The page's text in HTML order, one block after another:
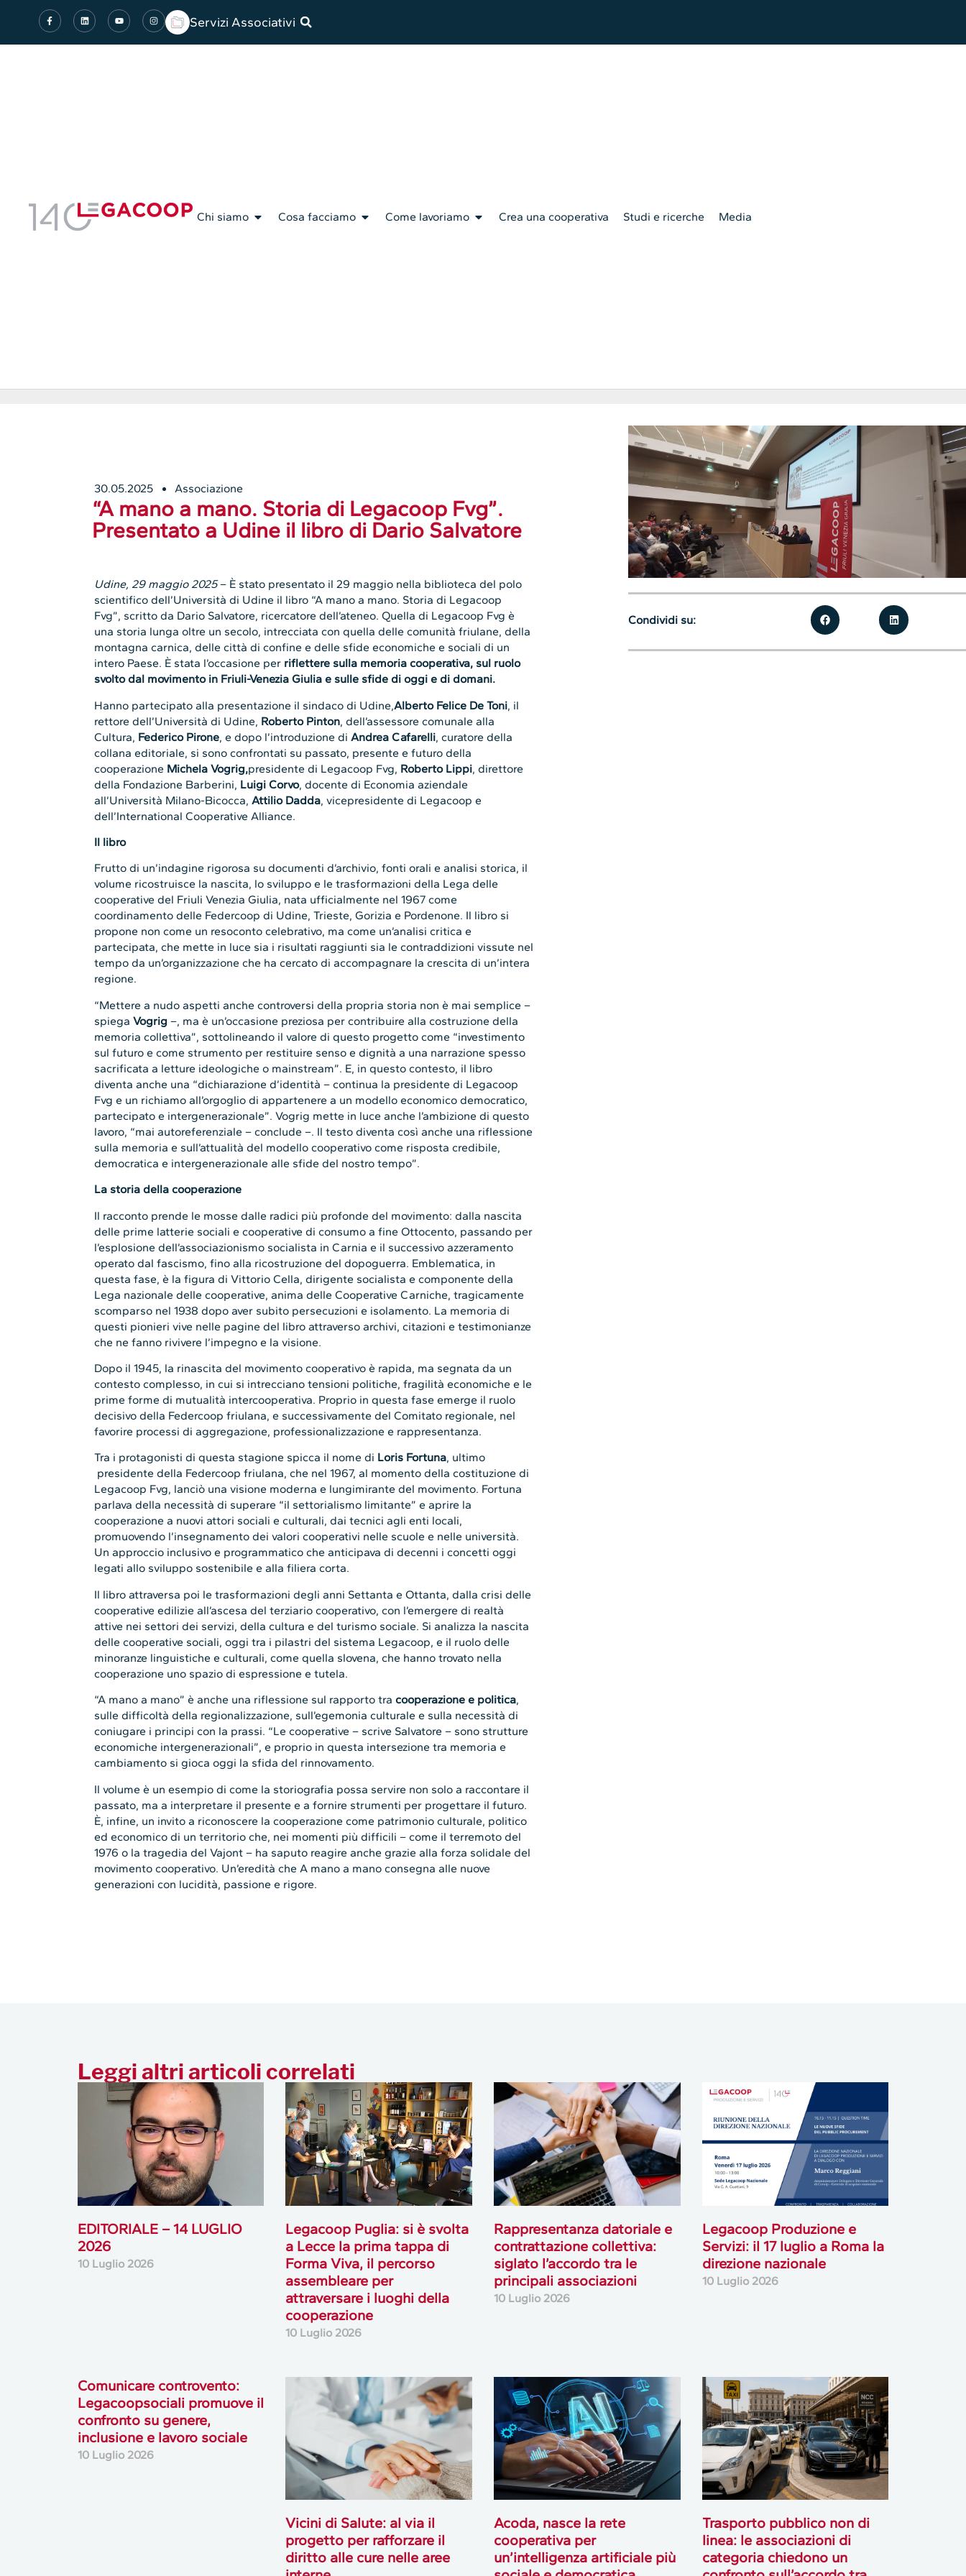
Servizi Associativi
Chi siamo Cosa facciamo Come lavoriamo Crea una cooperativa Studi e ricerche Media
30.05.2025 Associazione
“A mano a mano. Storia di Legacoop Fvg”.
Presentato a Udine il libro di Dario Salvatore
Udine, 29 maggio 2025– È stato presentato il 29 maggio nella biblioteca del polo
scientifico dell’Università di Udine il libro “A mano a mano. Storia di Legacoop
Fvg”, scritto da Dario Salvatore, ricercatore dell’ateneo. Quella di Legacoop Fvg è
una storia lunga oltre un secolo, intrecciata con quella delle comunità friulane, della
montagna carnica, delle città di confine e delle sfide economiche e sociali di un
intero Paese. È stata l’occasione per riflettere sulla memoria cooperativa, sul ruolo
svolto dal movimento in Friuli-Venezia Giulia e sulle sfide di oggi e di domani.
Hanno partecipato alla presentazione il sindaco di Udine,Alberto Felice De Toni, il
rettore dell’Università di Udine, Roberto Pinton, dell’assessore comunale alla
Cultura, Federico Pirone, e dopo l’introduzione diAndrea Cafarelli, curatore della
collana editoriale, si sono confrontati su passato, presente e futuro della
cooperazione Michela Vogrig,presidente di Legacoop Fvg, Roberto Lippi, direttore
della Fondazione Barberini, Luigi Corvo, docente di Economia aziendale
all’Università Milano-Bicocca,Attilio Dadda, vicepresidente di Legacoop e
dell’International Cooperative Alliance.
Il libro
Frutto di un’indagine rigorosa su documenti d’archivio, fonti orali e analisi storica, il
volume ricostruisce la nascita, lo sviluppo e le trasformazioni della Lega delle
cooperative del Friuli Venezia Giulia, nata ufficialmente nel 1967 come
coordinamento delle Federcoop di Udine, Trieste, Gorizia e Pordenone. Il libro si
propone non come un resoconto celebrativo, ma come un’analisi critica e
partecipata, che mette in luce sia i risultati raggiunti sia le contraddizioni vissute nel
tempo da un’organizzazione che ha cercato di accompagnare la crescita di un’intera
regione.
“Mettere a nudo aspetti anche controversi della propria storia non è mai semplice –
spiegaVogrig –, ma è un’occasione preziosa per contribuire alla costruzione della
memoria collettiva”, sottolineando il valore di questo progetto come “investimento
sul futuro e come strumento per restituire senso e dignità a una narrazione spesso
sacrificata a letture ideologiche o mainstream”. E, in questo contesto, il libro
diventa anche una “dichiarazione d’identità – continua la presidente di Legacoop
Fvg e un richiamo all’orgoglio di appartenere a un modello economico democratico,
partecipato e intergenerazionale”. Vogrig mette in luce anche l’ambizione di questo
lavoro, “mai autoreferenziale – conclude –. Il testo diventa così anche una riflessione
sulla memoria e sull’attualità del modello cooperativo come risposta credibile,
democratica e intergenerazionale alle sfide del nostro tempo”.
La storia della cooperazione
Il racconto prende le mosse dalle radici più profonde del movimento: dalla nascita
delle prime latterie sociali e cooperative di consumo a fine Ottocento, passando per
l’esplosione dell’associazionismo socialista in Carnia e il successivo azzeramento
operato dal fascismo, fino alla ricostruzione del dopoguerra. Emblematica, in
questa fase, è la figura di Vittorio Cella, dirigente socialista e componente della
Lega nazionale delle cooperative, anima delle Cooperative Carniche, tragicamente
scomparso nel 1938 dopo aver subito persecuzioni e isolamento. La memoria di
questi pionieri vive nelle pagine del libro attraverso archivi, citazioni e testimonianze
che ne fanno rivivere l’impegno e la visione.
Dopo il 1945, la rinascita del movimento cooperativo è rapida, ma segnata da un
contesto complesso, in cui si intrecciano tensioni politiche, fragilità economiche e le
prime forme di mutualità intercooperativa. Proprio in questa fase emerge il ruolo
decisivo della Federcoop friulana, e successivamente del Comitato regionale, nel
favorire processi di aggregazione, professionalizzazione e rappresentanza.
Tra i protagonisti di questa stagione spicca il nome di Loris Fortuna, ultimo
presidente della Federcoop friulana, che nel 1967, al momento della costituzione di
Legacoop Fvg, lanciò una visione moderna e lungimirante del movimento. Fortuna
parlava della necessità di superare “il settorialismo limitante” e aprire la
cooperazione a nuovi attori sociali e culturali, dai tecnici agli enti locali,
promuovendo l’insegnamento dei valori cooperativi nelle scuole e nelle università.
Un approccio inclusivo e programmatico che anticipava di decenni i concetti oggi
legati allo sviluppo sostenibile e alla filiera corta.
Il libro attraversa poi le trasformazioni degli anni Settanta e Ottanta, dalla crisi delle
cooperative edilizie all’ascesa del terziario cooperativo, con l’emergere di realtà
attive nei settori dei servizi, della cultura e del turismo sociale. Si analizza la nascita
delle cooperative sociali, oggi tra i pilastri del sistema Legacoop, e il ruolo delle
minoranze linguistiche e culturali, come quella slovena, che hanno trovato nella
cooperazione uno spazio di espressione e tutela.
“A mano a mano” è anche una riflessione sul rapporto tracooperazione e politica,
sulle difficoltà della regionalizzazione, sull’egemonia culturale e sulla necessità di
coniugare i principi con la prassi. “Le cooperative – scrive Salvatore – sono strutture
economiche intergenerazionali”, e proprio in questa intersezione tra memoria e
cambiamento si gioca oggi la sfida del rinnovamento.
Il volume è un esempio di come la storiografia possa servire non solo a raccontare il
passato, ma a interpretare il presente e a fornire strumenti per progettare il futuro.
È, infine, un invito a riconoscere la cooperazione come patrimonio culturale, politico
ed economico di un territorio che, nei momenti più difficili – come il terremoto del
1976 o la tragedia del Vajont – ha saputo reagire anche grazie alla forza solidale del
movimento cooperativo. Un’eredità che A mano a mano consegna alle nuove
generazioni con lucidità, passione e rigore.
Condividi su:
Leggi altri articoli correlati
EDITORIALE – 14 LUGLIO
2026
10 Luglio 2026
Legacoop Puglia: si è svolta
a Lecce la prima tappa di
Forma Viva, il percorso
assembleare per
attraversare i luoghi della
cooperazione
10 Luglio 2026
Rappresentanza datoriale e
contrattazione collettiva:
siglato l’accordo tra le
principali associazioni
10 Luglio 2026
Legacoop Produzione e
Servizi: il 17 luglio a Roma la
direzione nazionale
10 Luglio 2026
Comunicare controvento:
Legacoopsociali promuove il
confronto su genere,
inclusione e lavoro sociale
10 Luglio 2026
Vicini di Salute: al via il
progetto per rafforzare il
diritto alle cure nelle aree
Acoda, nasce la rete
cooperativa per
un’intelligenza artificiale più
Trasporto pubblico non di
linea: le associazioni di
categoria chiedono un